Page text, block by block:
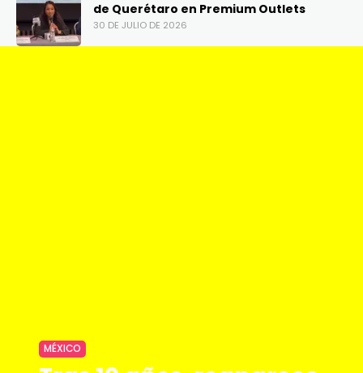
de Querétaro en Premium Outlets
30 DE JULIO DE 2026
MÉXICO